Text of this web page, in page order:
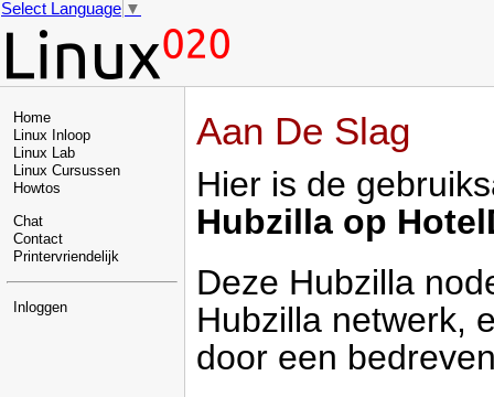
Select Language ▼
Home
Linux Inloop
Linux Lab
Linux Cursussen
Howtos
Chat
Contact
Printervriendelijk
Inloggen
Aan De Slag
Hier is de
Hubzilla op
Deze Hubzilla
Hubzilla netwerk,
door een